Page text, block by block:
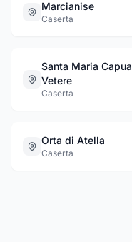
Marcianise
Caserta
Santa Maria Capua
Vetere
Caserta
Orta di Atella
Caserta